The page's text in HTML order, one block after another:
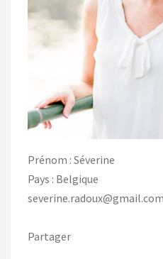
Prénom : Séverine
Pays : Belgique
severine.radoux@gmail.com
Partager